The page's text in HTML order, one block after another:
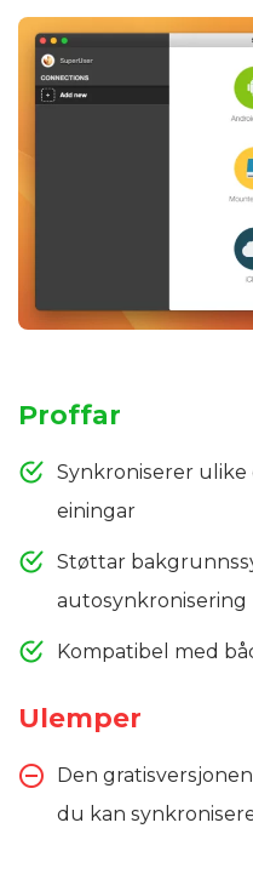
Proffar
Synkroniserer ulike
einingar
Støttar
autosynkronisering
Kompatibel med
Ulemper
Den
du kan